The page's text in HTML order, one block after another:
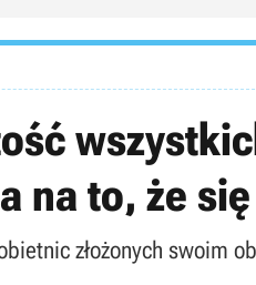
na to, że
złożonych swoim